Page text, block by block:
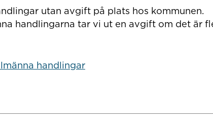
utan avgift på plats hos kommunen.
handlingarna tar vi ut en avgift om det är
handlingar